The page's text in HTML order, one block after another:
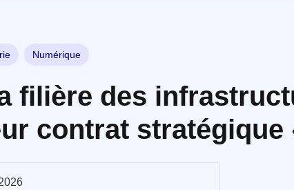
Numérique
filière des
contrat stratégique